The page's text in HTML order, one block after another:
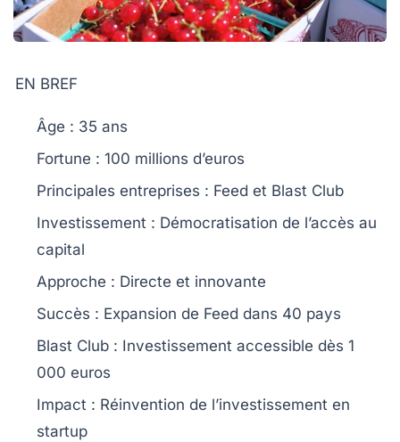
EN BREF
Âge : 35 ans
Fortune : 100 millions d’euros
Principales entreprises : Feed et Blast Club
Investissement : Démocratisation de l’accès au
capital
Approche : Directe et innovante
Succès : Expansion de Feed dans 40 pays
Blast Club : Investissement accessible dès 1
000 euros
Impact : Réinvention de l’investissement en
startup